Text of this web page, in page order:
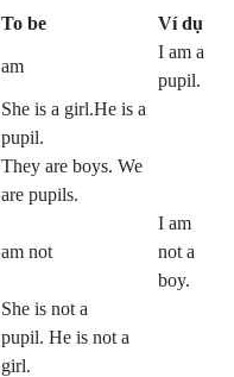
To be Ví dụ
am
I am a
pupil.
She is a girl.He is a
pupil.
They are boys. We
are pupils.
am not
I am
not a
boy.
She is not a
pupil. He is not a
girl.